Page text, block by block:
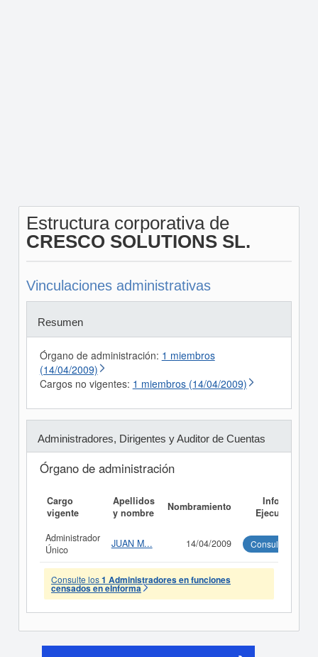
Estructura corporativa de
CRESCO SOLUTIONS SL.
Vinculaciones administrativas
Resumen
Órgano de administración: 1 miembros
(14/04/2009)
Cargos no vigentes: 1 miembros (14/04/2009)
Administradores, Dirigentes y Auditor de Cuentas
Órgano de administración
Cargo
vigente
Apellidos
y nombre
Nombramiento
Informe
Ejecutivo
Administrador
Único
JUAN M... 14/04/2009 Consultar
Consulte los1 Administradores en funciones
censados en eInforma